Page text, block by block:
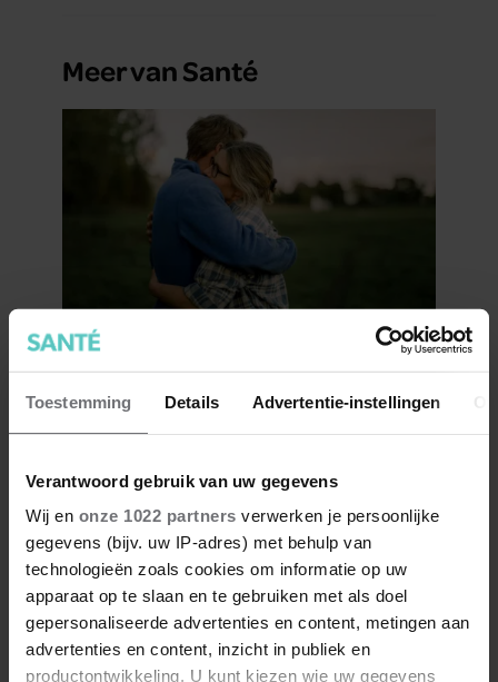
Toestemming Details Advertentie-instellingen
Verantwoord gebruik van uw gegevens
Wij en onze 1022 partners verwerken je persoonlijke
gegevens (bijv. uw IP-adres) met behulp van
technologieën zoals cookies om informatie op uw
apparaat op te slaan en te gebruiken met als doel
gepersonaliseerde advertenties en content, metingen aan
advertenties en content, inzicht in publiek en
productontwikkeling. U kunt kiezen wie uw gegevens
Meer van Santé
Wat als je stiekem verliefd op
een ander bent?